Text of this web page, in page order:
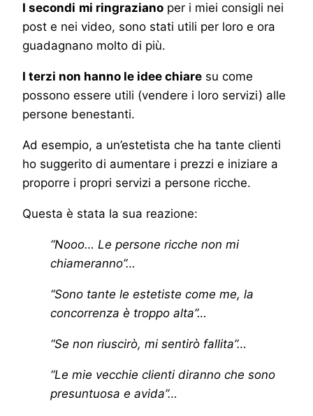
I secondi mi ringraziano per i miei consigli nei
post e nei video, sono stati utili per loro e ora
guadagnano molto di più.
I terzi non hanno le idee chiare su come
possono essere utili (vendere i loro servizi) alle
persone benestanti.
Ad esempio, a un’estetista che ha tante clienti
ho suggerito di aumentare i prezzi e iniziare a
proporre i propri servizi a persone ricche.
Questa è stata la sua reazione:
“Nooo… Le persone ricche non mi
chiameranno”…
“Sono tante le estetiste come me, la
concorrenza è troppo alta”…
“Se non riuscirò, mi sentirò fallita”…
“Le mie vecchie clienti diranno che sono
presuntuosa e avida”…